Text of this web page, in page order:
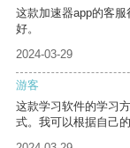
这款加速器app的客
好。
2024-03-29
游客
这款学习软件的学习
式。我可以根据自己